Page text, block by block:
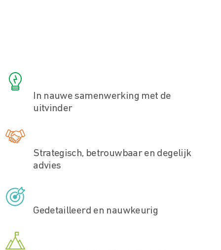
In nauwe samenwerking met de
uitvinder
Strategisch, betrouwbaar en degelijk
advies
Gedetailleerd en nauwkeurig